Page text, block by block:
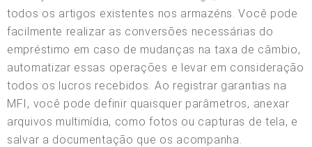
todos os artigos existentes nos armazéns. Você pode
facilmente realizar as conversões necessárias do
empréstimo em caso de mudanças na taxa de câmbio,
automatizar essas operações e levar em consideração
todos os lucros recebidos. Ao registrar garantias na
MFI, você pode definir quaisquer parâmetros, anexar
arquivos multimídia, como fotos ou capturas de tela, e
salvar a documentação que os acompanha.